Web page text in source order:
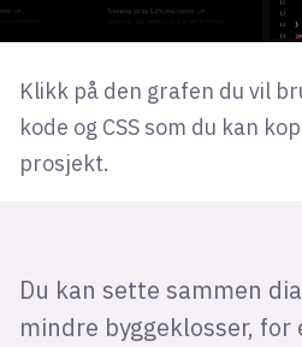
Klikk på den grafen du vil
kode og CSS som du kan
prosjekt.
Du kan sette sammen
mindre byggeklosser, for